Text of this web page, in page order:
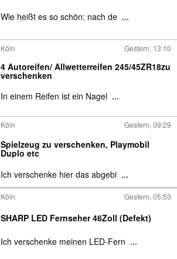
Wie heißt es so schön: nach de ...
Köln Gestern, 13:10
4 Autoreifen/ Allwetterreifen 245/45ZR18zu
verschenken
In einem Reifen ist ein Nagel ...
Köln Gestern, 09:29
Spielzeug zu verschenken, Playmobil
Duplo etc
Ich verschenke hier das abgebi ...
Köln Gestern, 05:53
SHARP LED Fernseher 46Zoll (Defekt)
Ich verschenke meinen LED-Fern ...